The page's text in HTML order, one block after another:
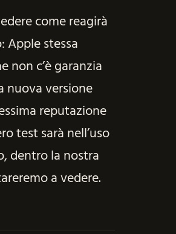
come reagirà
Apple stessa
non c’è garanzia
nuova versione
reputazione
test sarà nell’uso
dentro la nostra
a vedere.